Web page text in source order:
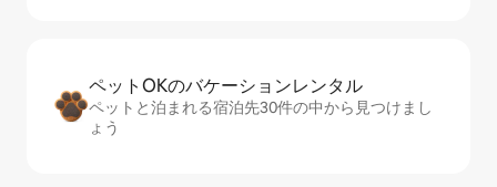
ペットOKのバ⁠ケ⁠ー⁠シ⁠ョ⁠ンレ⁠ン⁠タ⁠ル
ペットと泊まれる宿泊先30件の中から見つけまし
ょう